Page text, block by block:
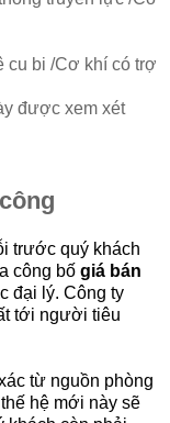
cu bi /Cơ khí có trợ
được xem xét
trước quý khách
công bố giá bán
đại lý. Công ty
tới người tiêu
từ nguồn phòng
hệ mới này sẽ